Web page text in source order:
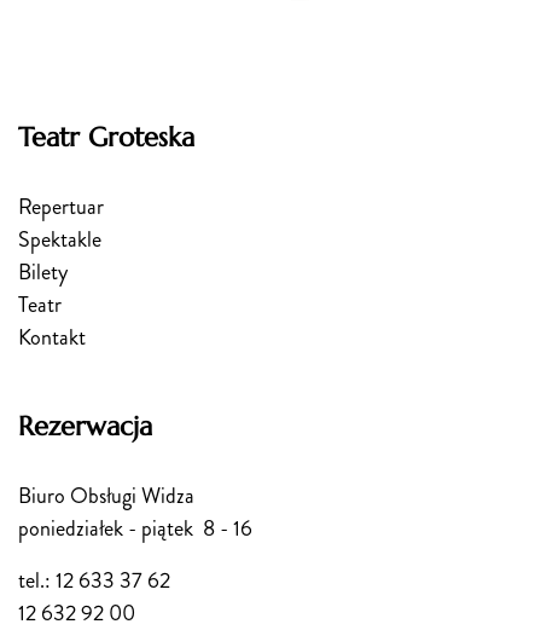
Teatr Groteska
Repertuar
Spektakle
Bilety
Teatr
Kontakt
Rezerwacja
Biuro Obsługi Widza
poniedziałek - piątek 8 - 16
tel.: 12 633 37 62
12 632 92 00